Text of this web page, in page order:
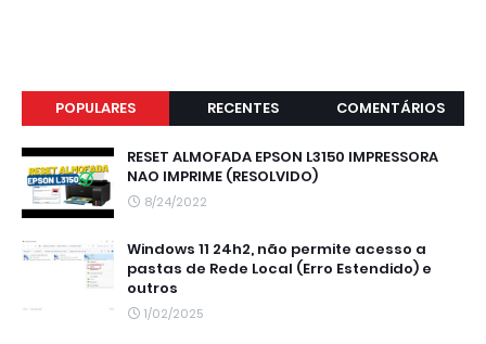
POPULARES RECENTES COMENTÁRIOS
RESET ALMOFADA EPSON L3150 IMPRESSORA
NAO IMPRIME (RESOLVIDO)
8/24/2022
Windows 11 24h2, não permite acesso a
pastas de Rede Local (Erro Estendido) e
outros
1/02/2025